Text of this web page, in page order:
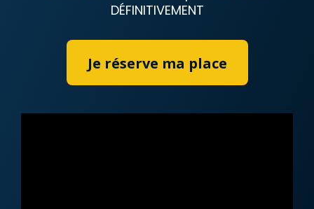
DÉFINITIVEMENT
Je réserve ma place